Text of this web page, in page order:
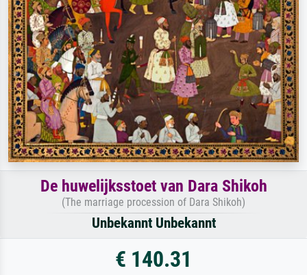
De huwelijksstoet van Dara Shikoh
(The marriage procession of Dara Shikoh)
Unbekannt Unbekannt
€ 140.31